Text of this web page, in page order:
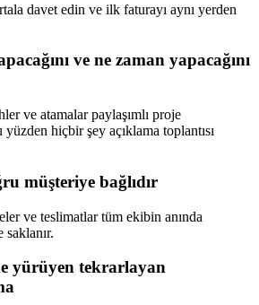
davet edin ve ilk faturayı aynı yerden
ve ne zaman yapacağını
ve atamalar paylaşımlı proje
yüzden hiçbir şey açıklama toplantısı
müşteriye bağlıdır
ve teslimatlar tüm ekibin anında
yürüyen tekrarlayan